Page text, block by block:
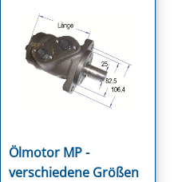
Ölmotor MP -
verschiedene Größen